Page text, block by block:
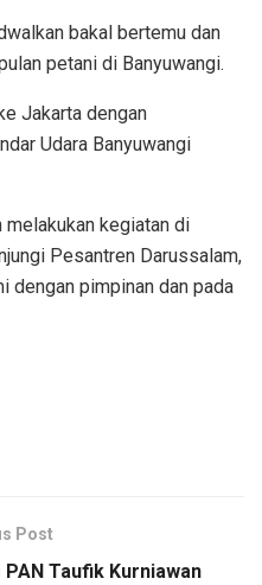
bakal bertemu dan
petani di Banyuwangi.
Jakarta dengan
Udara Banyuwangi
melakukan kegiatan di
Pesantren Darussalam,
dengan pimpinan dan pada
Post
Taufik Kurniawan